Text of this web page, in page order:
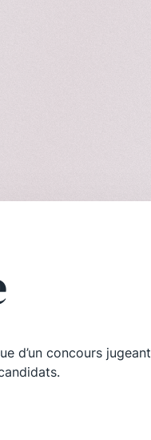
d’un concours jugeant